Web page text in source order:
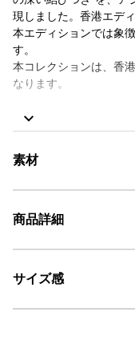
現しました。香港エデ
本エディションでは象
す。
本コレクションは、香
なります。
デザイナー Lio Leung（
“デザインにはインクを
したスタイルで描くこ
ル）の冒険心と自由な
抗菌防臭
リブ仕様のクルーネ
背面襟下中央に刺繍
素材
SILVADUR™：抗
商品詳細
・色：ノワール（ブラッ
サイズ感